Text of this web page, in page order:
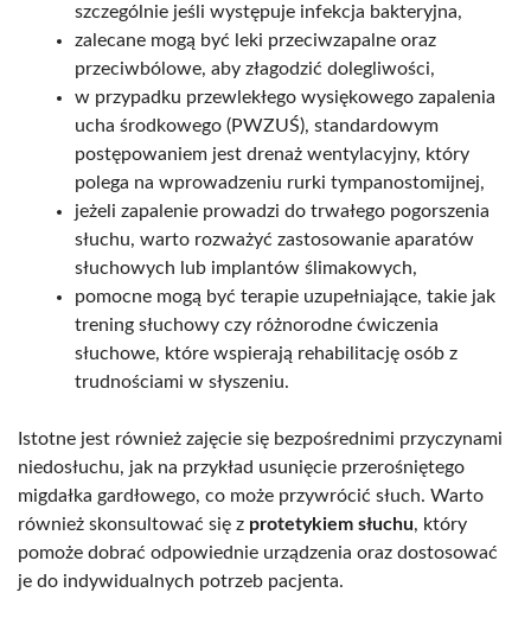
szczególnie jeśli występuje infekcja bakteryjna,
zalecane mogą być leki przeciwzapalne oraz
przeciwbólowe, aby złagodzić dolegliwości,
w przypadku przewlekłego wysiękowego zapalenia
ucha środkowego (PWZUŚ), standardowym
postępowaniem jest drenaż wentylacyjny, który
polega na wprowadzeniu rurki tympanostomijnej,
jeżeli zapalenie prowadzi do trwałego pogorszenia
słuchu, warto rozważyć zastosowanie aparatów
słuchowych lub implantów ślimakowych,
pomocne mogą być terapie uzupełniające, takie jak
trening słuchowy czy różnorodne ćwiczenia
słuchowe, które wspierają rehabilitację osób z
trudnościami w słyszeniu.
Istotne jest również zajęcie się bezpośrednimi przyczynami
niedosłuchu, jak na przykład usunięcie przerośniętego
migdałka gardłowego, co może przywrócić słuch. Warto
również skonsultować się z protetykiem słuchu, który
pomoże dobrać odpowiednie urządzenia oraz dostosować
je do indywidualnych potrzeb pacjenta.